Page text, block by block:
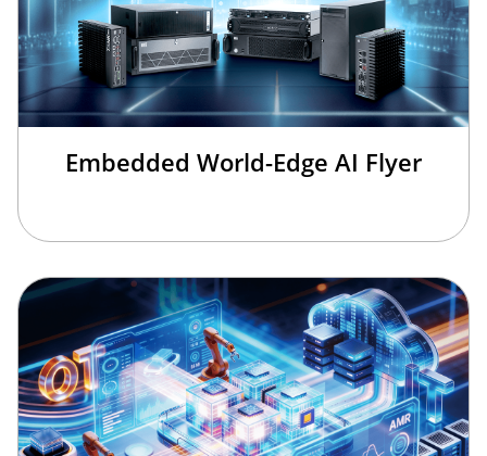
Embedded World-Edge AI Flyer